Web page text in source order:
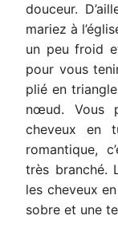
douceur.
mariez à
un peu froid
pour vous
plié en
nœud. Vous
cheveux en
romantique,
très branché.
les cheveux
sobre et une